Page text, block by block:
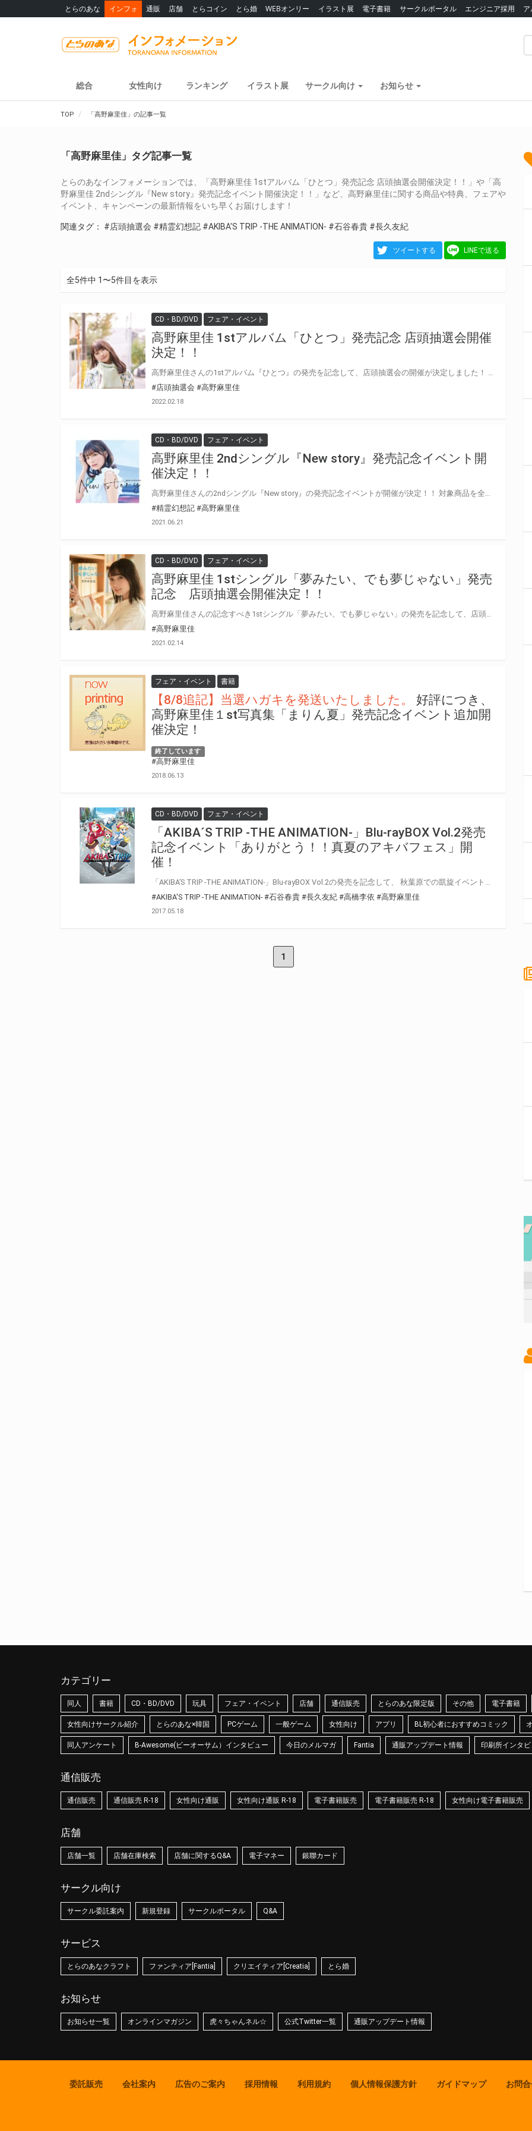
とらのあな インフォ 通販 店舗 とらコイン とら婚 WEBオンリー イラスト展 電子書籍 サークルポータル エンジニア採用
総合 女性向け ランキング イラスト展 サークル向け お知らせ
TOP 「高野麻里佳」の記事一覧
「高野麻里佳」タグ記事一覧
とらのあなインフォメーションでは、「高野麻里佳 1stアルバム「ひとつ」発売記念 店頭抽選会開催決定！！」や「高
野麻里佳 2ndシングル『New story』発売記念イベント開催決定！！」など、高野麻里佳に関する商品や特典、フェアや
イベント、キャンペーンの最新情報をいち早くお届けします！
関連タグ： #店頭抽選会 #精霊幻想記 #AKIBA'S TRIP -THE ANIMATION- #石谷春貴 #長久友紀
ツイートする LINEで送る
全5件中 1〜5件目を表示
CD・BD/DVD フェア・イベント
高野麻里佳 1stアルバム「ひとつ」発売記念 店頭抽選会開催
決定！！
#店頭抽選会 #高野麻里佳
2022.02.18
CD・BD/DVD フェア・イベント
高野麻里佳 2ndシングル『New story』発売記念イベント開
催決定！！
#精霊幻想記 #高野麻里佳
2021.06.21
CD・BD/DVD フェア・イベント
高野麻里佳 1stシングル「夢みたい、でも夢じゃない」発売
記念 店頭抽選会開催決定！！
#高野麻里佳
2021.02.14
フェア・イベント 書籍
【8/8追記】当選ハガキを発送いたしました。
好評につき、
高野麻里佳１st写真集「まりん夏」発売記念イベント追加開
催決定！
終了しています
#高野麻里佳
2018.06.13
CD・BD/DVD フェア・イベント
「AKIBA´S TRIP -THE ANIMATION-」Blu-rayBOX Vol.2発売
記念イベント「ありがとう！！真夏のアキバフェス」開
催！
#AKIBA'S TRIP -THE ANIMATION- #石谷春貴 #長久友紀 #高橋李依 #高野麻里佳
2017.05.18
1
カテゴリー
同人 書籍 CD・BD/DVD 玩具 フェア・イベント 店舗 通信販売 とらのあな限定版 その他 電子書籍
女性向けサークル紹介 とらのあな×韓国 PCゲーム 一般ゲーム 女性向け アプリ BL初心者におすすめコミック
同人アンケート B-Awesome(ビーオーサム）インタビュー 今日のメルマガ Fantia 通販アップデート情報 印刷所インタ
通信販売
通信販売 通信販売 R-18 女性向け通販 女性向け通販 R-18 電子書籍販売 電子書籍販売 R-18 女性向け電子書籍販売
店舗
店舗一覧 店舗在庫検索 店舗に関するQ&A 電子マネー 銀聯カード
サークル向け
サークル委託案内 新規登録 サークルポータル Q&A
サービス
とらのあなクラフト ファンティア[Fantia] クリエイティア[Creatia] とら婚
お知らせ
お知らせ一覧 オンラインマガジン 虎々ちゃんネル☆ 公式Twitter一覧 通販アップデート情報
委託販売 会社案内 広告のご案内 採用情報 利用規約 個人情報保護方針 ガイドマップ お問